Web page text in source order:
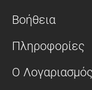
Βοήθεια
Πληροφορίες
Ο